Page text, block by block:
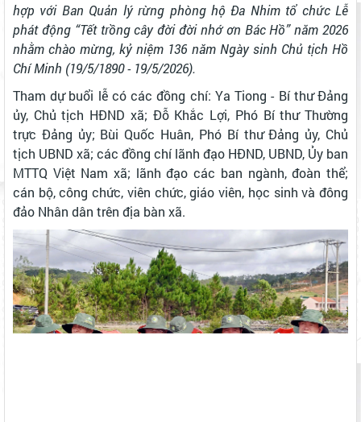
hợp với Ban Quản lý rừng phòng hộ Đa Nhim tổ chức Lễ
phát động “Tết trồng cây đời đời nhớ ơn Bác Hồ” năm 2026
nhằm chào mừng, kỷ niệm 136 năm Ngày sinh Chủ tịch Hồ
Chí Minh (19/5/1890 - 19/5/2026).
Tham dự buổi lễ có các đồng chí: Ya Tiong - Bí thư Đảng
ủy, Chủ tịch HĐND xã; Đỗ Khắc Lợi, Phó Bí thư Thường
trực Đảng ủy; Bùi Quốc Huân, Phó Bí thư Đảng ủy, Chủ
tịch UBND xã; các đồng chí lãnh đạo HĐND, UBND, Ủy ban
MTTQ Việt Nam xã; lãnh đạo các ban ngành, đoàn thể;
cán bộ, công chức, viên chức, giáo viên, học sinh và đông
đảo Nhân dân trên địa bàn xã.